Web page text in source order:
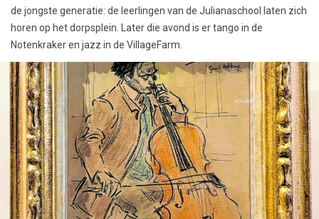
de jongste generatie: de leerlingen van de Julianaschool laten zich
horen op het dorpsplein. Later die avond is er tango in de
Notenkraker en jazz in de VillageFarm.